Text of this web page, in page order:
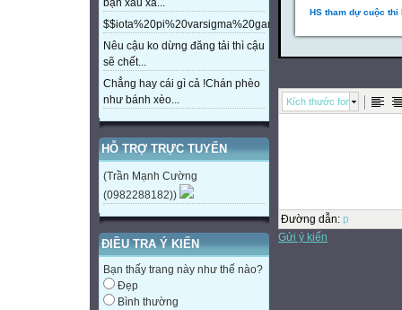
bạn xấu xa...
Nêu cậu ko dừng đăng tải thì cậu
sẽ chết...
Chẳng hay cái gì cả !Chán phèo
như bánh xèo...
HỖ TRỢ TRỰC TUYẾN
(Trần Mạnh Cường
(0982288182))
ĐIỀU TRA Ý KIẾN
Bạn thấy trang này như thế nào?
Đẹp
Bình thường
HS tham dự cuộc thi
Kích thước font
Đường dẫn: p
Gửi ý kiến